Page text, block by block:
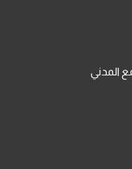
المدني